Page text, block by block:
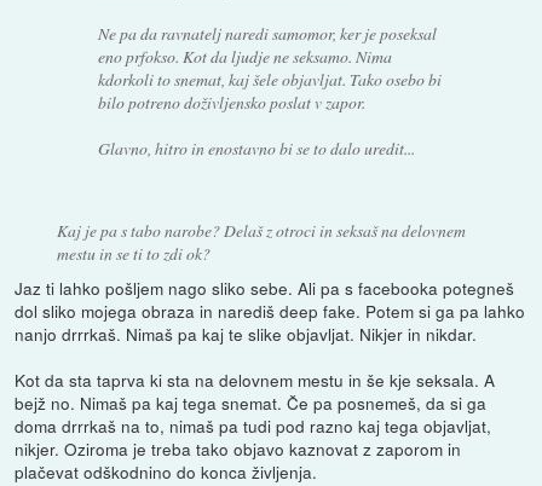
Ne pa da ravnatelj naredi samomor, ker je poseksal
eno prfokso. Kot da ljudje ne seksamo. Nima
kdorkoli to snemat, kaj šele objavljat. Tako osebo bi
bilo potreno doživljensko poslat v zapor.
Glavno, hitro in enostavno bi se to dalo uredit...
Kaj je pa s tabo narobe? Delaš z otroci in seksaš na delovnem
mestu in se ti to zdi ok?
Jaz ti lahko pošljem nago sliko sebe. Ali pa s facebooka potegneš
dol sliko mojega obraza in narediš deep fake. Potem si ga pa lahko
nanjo drrrkaš. Nimaš pa kaj te slike objavljat. Nikjer in nikdar.
Kot da sta taprva ki sta na delovnem mestu in še kje seksala. A
bejž no. Nimaš pa kaj tega snemat. Če pa posnemeš, da si ga
doma drrrkaš na to, nimaš pa tudi pod razno kaj tega objavljat,
nikjer. Oziroma je treba tako objavo kaznovat z zaporom in
plačevat odškodnino do konca življenja.